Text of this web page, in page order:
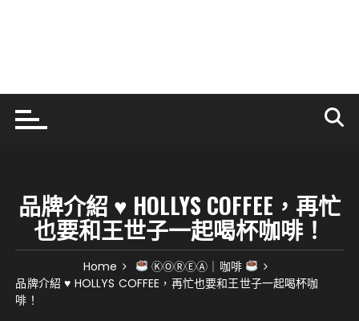
品牌介紹 ♥ HOLLYS COFFEE，再忙
也要和王世子一起喝杯咖啡！
Home
ⓀⓄⓇⒺⒶ｜咖啡
品牌介紹 ♥ HOLLYS COFFEE，再忙也要和王世子一起喝杯咖
啡！